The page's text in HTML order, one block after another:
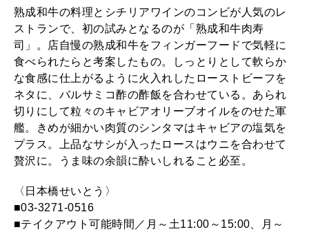
熟成和牛の料理とシチリアワインのコンビが人気のレ
ストランで、初の試みとなるのが「熟成和牛肉寿
司」。店自慢の熟成和牛をフィンガーフードで気軽に
食べられたらと考案したもの。しっとりとして軟らか
な食感に仕上がるように火入れしたローストビーフを
ネタに、バルサミコ酢の酢飯を合わせている。あられ
切りにして粒々のキャビアオリーブオイルをのせた軍
艦。きめが細かい肉質のシンタマはキャビアの塩気を
プラス。上品なサシが入ったロースはウニを合わせて
贅沢に。うま味の余韻に酔いしれること必至。
〈日本橋せいとう〉
■03-3271-0516
■テイクアウト可能時間／月～土11:00～15:00、月～